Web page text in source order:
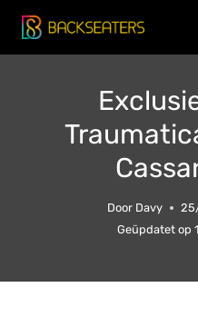
Doorgaan
naar
Door Davy
Geüpdatet op